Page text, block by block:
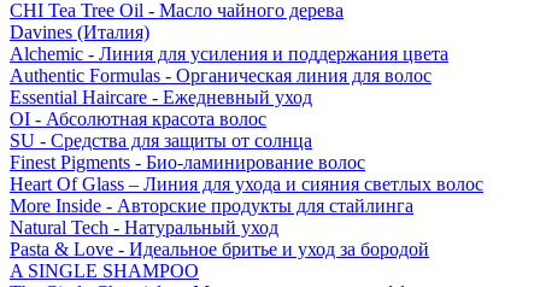
CHI Tea Tree Oil - Масло чайного дерева
Davines (Италия)
Alchemic - Линия для усиления и поддержания цвета
Authentic Formulas - Органическая линия для волос
Essential Haircare - Eжедневный уход
OI - Абсолютная красота волос
SU - Средства для защиты от солнца
Finest Pigments - Био-ламинирование волос
Heart Of Glass – Линия для ухода и сияния светлых волос
More Inside - Авторские продукты для стайлинга
Natural Tech - Натуральный уход
Pasta & Love - Идеальное бритье и уход за бородой
A SINGLE SHAMPOO